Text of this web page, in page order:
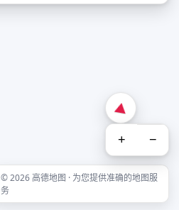
+ −
© 2026 高德地图 · 为您提供准确的地图服
务